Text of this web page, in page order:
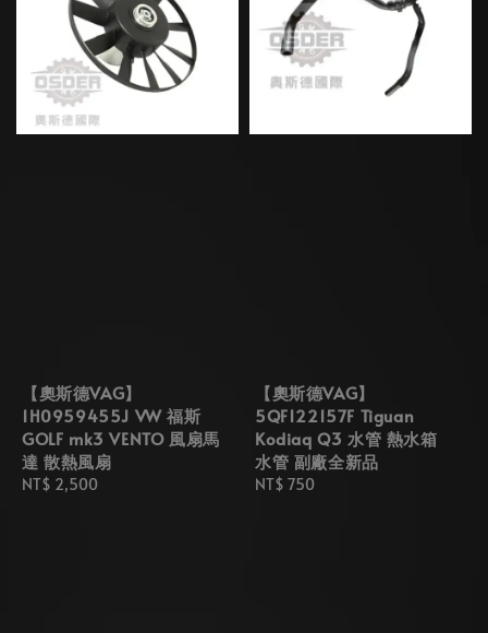
【奧斯德VAG】
1H0959455J VW 福斯
GOLF mk3 VENTO 風扇馬
達 散熱風扇
Regular
NT$ 2,500
【奧斯德VAG】
5QF122157F Tiguan
Kodiaq Q3 水管 熱水箱
水管 副廠全新品
Regular
NT$ 750